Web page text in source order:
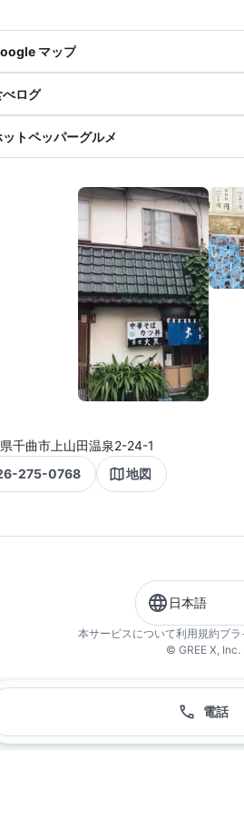
マップ
べログ
ットペッパーグルメ
千曲市上山田温泉2-24-1
275-0768
地図
日本語
本サービスについて利用規約プ
© GREE X, Inc.
電話